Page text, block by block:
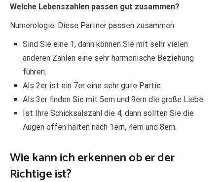
Welche Lebenszahlen passen gut zusammen?
Numerologie: Diese Partner passen zusammen
Sind Sie eine 1, dann können Sie mit sehr vielen
anderen Zahlen eine sehr harmonische Beziehung
führen.
Als 2er ist ein 7er eine sehr gute Partie.
Als 3er finden Sie mit 5ern und 9ern die große Liebe.
Ist Ihre Schicksalszahl die 4, dann sollten Sie die
Augen offen halten nach 1ern, 4ern und 8ern.
Wie kann ich erkennen ob er der
Richtige ist?